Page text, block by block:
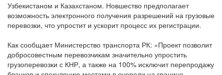
Узбекистаном и Казахстаном. Новшество предполагает
возможность электронного получения разрешений на грузовые
перевозки, что упростит и ускорит процесс их регистрации.
Как сообщает Министерство транспорта РК: «Проект позволит
добросовестным перевозчикам значительно упростить
грузоперевозки с КНР, а также на 100% исключит перепродажу